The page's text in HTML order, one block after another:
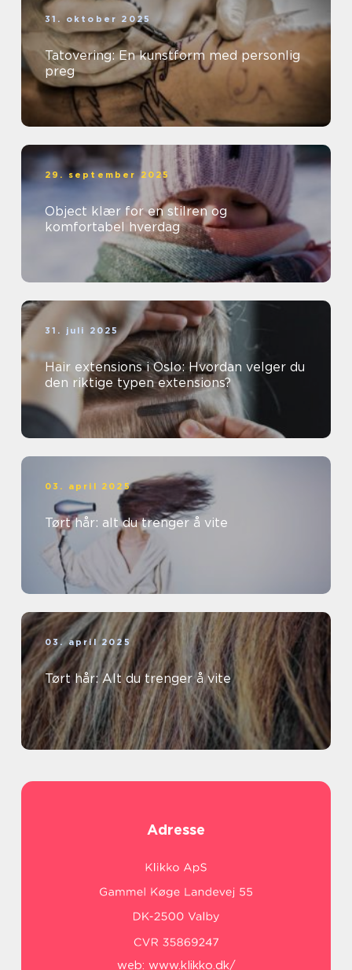
31. oktober 2025
Tatovering: En kunstform med personlig
preg
29. september 2025
Object klær for en stilren og
komfortabel hverdag
31. juli 2025
Hair extensions i Oslo: Hvordan velger du
den riktige typen extensions?
03. april 2025
Tørt hår: alt du trenger å vite
03. april 2025
Tørt hår: Alt du trenger å vite
Adresse
web: www.klikko.dk/